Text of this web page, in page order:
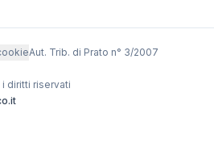
Aut. Trib. di Prato n° 3/2007
i diritti riservati